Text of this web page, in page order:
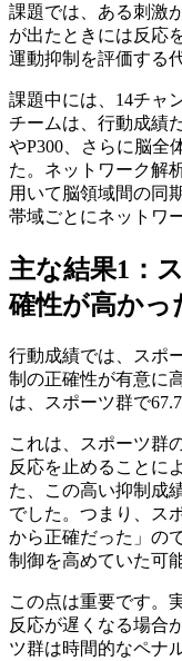
課題では、ある刺激
が出たときには反応
運動抑制を評価する
課題中には、14チャ
チームは、行動成績
やP300、さらに脳全
た。ネットワーク解
用いて脳領域間の同
帯域ごとにネットワ
主な結果1：
確性が高かっ
行動成績では、スポ
制の正確性が有意に
は、スポーツ群で
これは、スポーツ群
反応を止めることに
た、この高い抑制成
でした。つまり、ス
から正確だった」の
制御を高めていた可
この点は重要です。
反応が遅くなる場合
ツ群は時間的なペナ